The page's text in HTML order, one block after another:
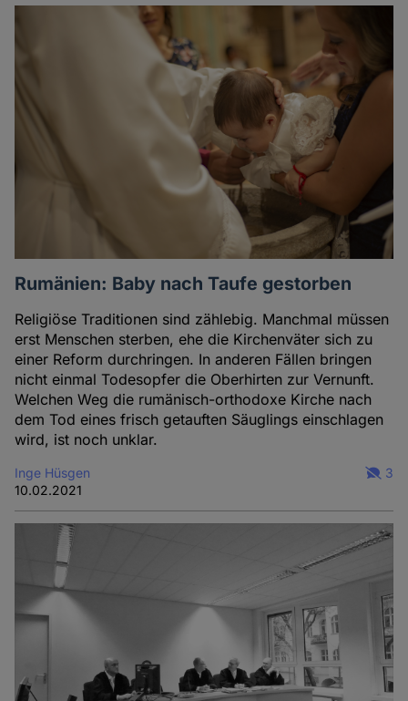
Rumänien: Baby nach Taufe gestorben
Religiöse Traditionen sind zählebig. Manchmal müssen
erst Menschen sterben, ehe die Kirchenväter sich zu
einer Reform durchringen. In anderen Fällen bringen
nicht einmal Todesopfer die Oberhirten zur Vernunft.
Welchen Weg die rumänisch-orthodoxe Kirche nach
dem Tod eines frisch getauften Säuglings einschlagen
wird, ist noch unklar.
Inge Hüsgen
10.02.2021
3